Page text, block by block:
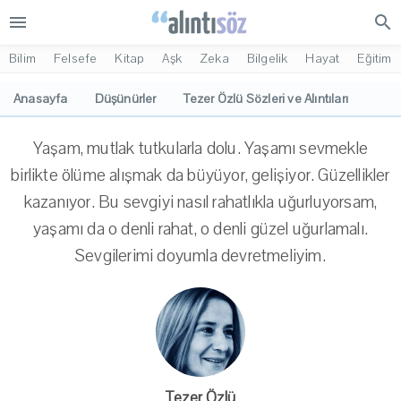
menu search
Bilim Felsefe Kitap Aşk Zeka Bilgelik Hayat Eğitim
Anasayfa Düşünürler Tezer Özlü Sözleri ve Alıntıları
Yaşam, mutlak tutkularla dolu. Yaşamı sevmekle
birlikte ölüme alışmak da büyüyor, gelişiyor. Güzellikler
kazanıyor. Bu sevgiyi nasıl rahatlıkla uğurluyorsam,
yaşamı da o denli rahat, o denli güzel uğurlamalı.
Sevgilerimi doyumla devretmeliyim.